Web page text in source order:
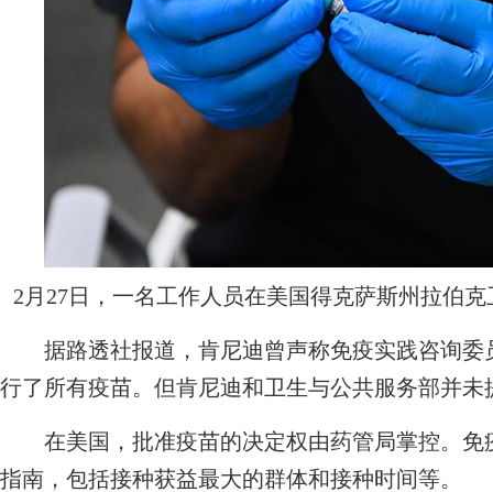
2月27日，一名工作人员在美国得克萨斯州拉伯
据路透社报道，肯尼迪曾声称免疫实践咨询委
行了所有疫苗。但肯尼迪和卫生与公共服务部并未
在美国，批准疫苗的决定权由药管局掌控。免
指南，包括接种获益最大的群体和接种时间等。